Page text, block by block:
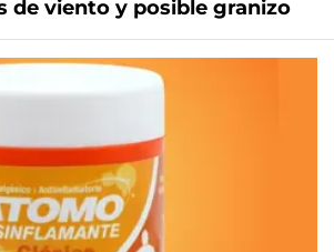
de viento y posible granizo